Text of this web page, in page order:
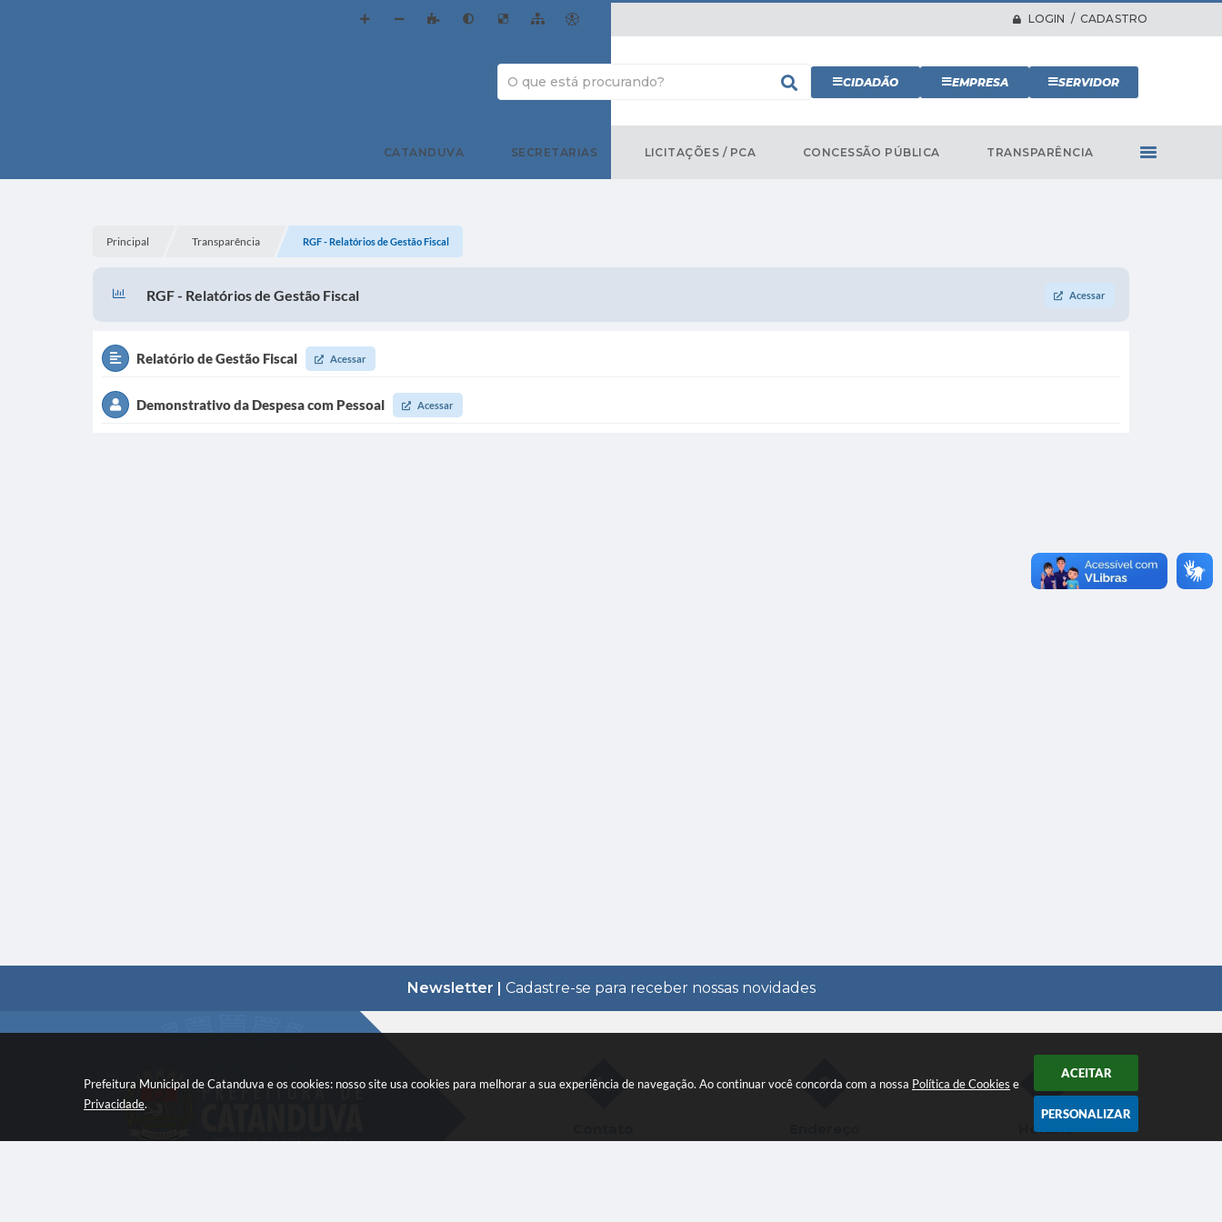
Prefeitura Municipal de Catanduva e os cookies: nosso site usa cookies para melhorar a sua experiência de navegação. Ao continuar você concorda com a nossa Política de Cookies e
Privacidade.
ACEITAR
PERSONALIZAR
LOGIN / CADASTRO
CIDADÃO EMPRESA SERVIDOR
CATANDUVA SECRETARIAS LICITAÇÕES / PCA CONCESSÃO PÚBLICA TRANSPARÊNCIA
Principal Transparência RGF - Relatórios de Gestão Fiscal
RGF - Relatórios de Gestão Fiscal Acessar
Relatório de Gestão Fiscal Acessar
Demonstrativo da Despesa com Pessoal Acessar
Newsletter | Cadastre-se para receber nossas novidades
CNPJ: 45.122.603/0001-02
Horário